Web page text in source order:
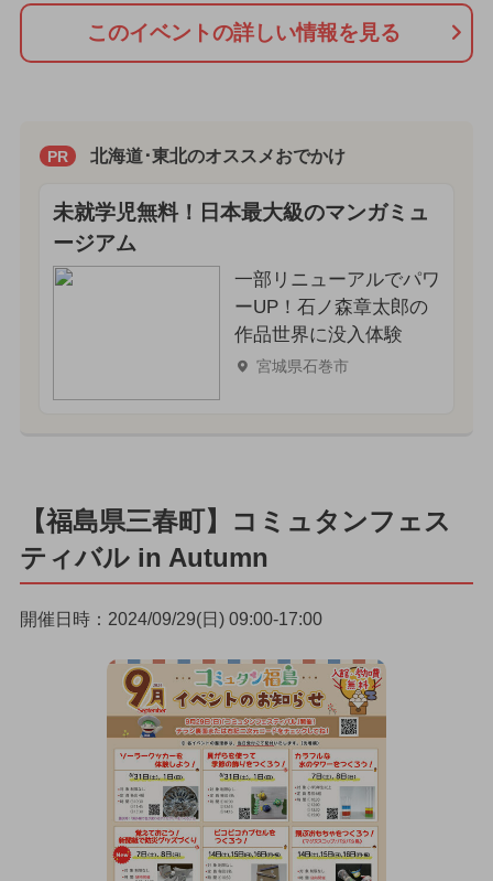
このイベントの詳しい情報を見る
PR 北海道･東北のオススメおでかけ
未就学児無料！日本最大級のマンガミュ
ージアム
一部リニューアルでパワ
ーUP！石ノ森章太郎の
作品世界に没入体験
宮城県石巻市
【福島県三春町】コミュタンフェス
ティバル in Autumn
開催日時：2024/09/29(日) 09:00-17:00